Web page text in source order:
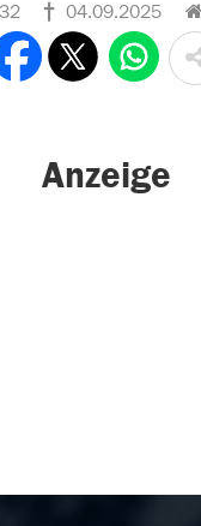
04.09.2025
Anzeige